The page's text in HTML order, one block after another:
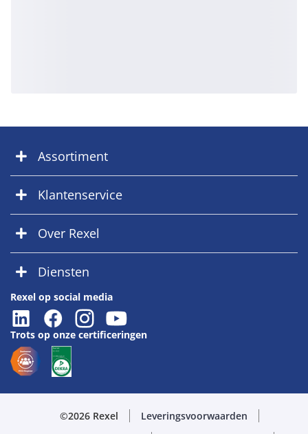
Assortiment
Klantenservice
Over Rexel
Diensten
Rexel op social media
Trots op onze certificeringen
©2026 Rexel
Leveringsvoorwaarden